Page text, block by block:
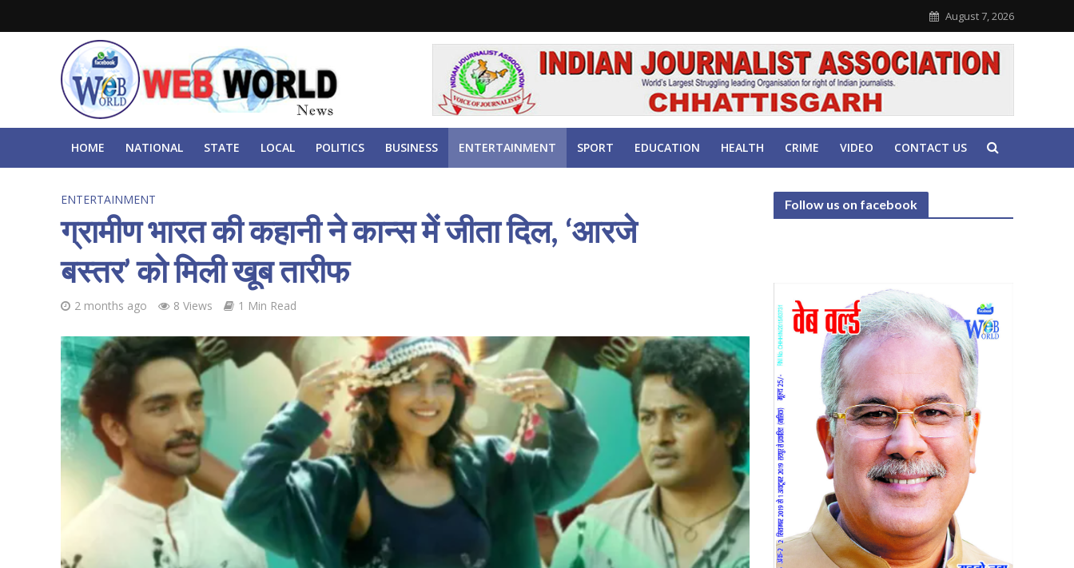
August 7, 2026
HOME NATIONAL STATE LOCAL POLITICS BUSINESS ENTERTAINMENT SPORT EDUCATION HEALTH CRIME VIDEO CONTACT US
ENTERTAINMENT
ग्रामीण भारत की कहानी ने कान्स में जीता दिल, ‘आरजे
बस्तर’ को मिली खूब तारीफ
2 months ago 8 Views 1 Min Read
Follow us on facebook